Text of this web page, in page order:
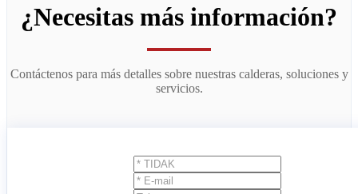
¿Necesitas más información?
Contáctenos para más detalles sobre nuestras calderas, soluciones y
servicios.